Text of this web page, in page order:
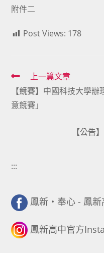
附件二
Post Views: 178
Read
more
articles
上一篇文章
【競賽】中國科技大學
意競賽」
【公告
:::
鳳新・奉心 - 鳳新
鳳新高中官方